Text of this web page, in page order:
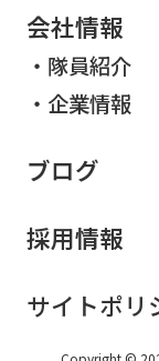
会社情報
隊員紹介
企業情報
ブログ
採用情報
サイトポリ